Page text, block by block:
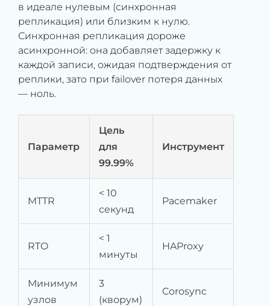
в идеале нулевым (синхронная
репликация) или близким к нулю.
Синхронная репликация дороже
асинхронной: она добавляет задержку к
каждой записи, ожидая подтверждения от
реплики, зато при failover потеря данных
— ноль.
Параметр
Цель
для
99.99%
Инструмент
MTTR
< 10
секунд
Pacemaker
RTO
< 1
минуты
HAProxy
Минимум
узлов
3
(кворум)
Corosync